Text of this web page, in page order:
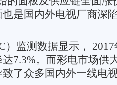
是国内外电视厂商深
）监测数据显示，
7.3%。而彩电市场供
了众多国内外一线电